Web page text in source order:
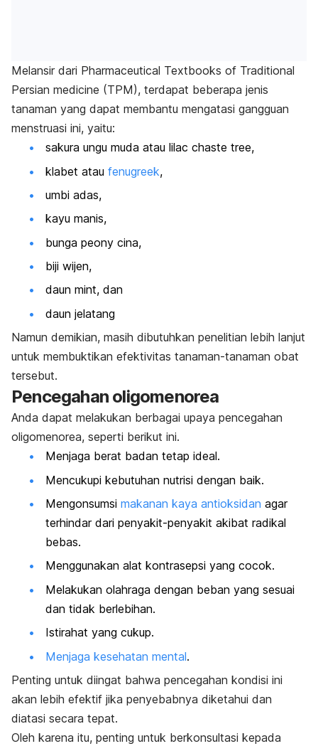
Melansir dari Pharmaceutical Textbooks of Traditional
Persian medicine (TPM), terdapat beberapa jenis
tanaman yang dapat membantu mengatasi gangguan
menstruasi ini, yaitu:
sakura ungu muda atau lilac chaste tree,
klabet atau fenugreek,
umbi adas,
kayu manis,
bunga peony cina,
biji wijen,
daun mint, dan
daun jelatang
Namun demikian, masih dibutuhkan penelitian lebih lanjut
untuk membuktikan efektivitas tanaman-tanaman obat
tersebut.
Pencegahan oligomenorea
Anda dapat melakukan berbagai upaya pencegahan
oligomenorea, seperti berikut ini.
Menjaga berat badan tetap ideal.
Mencukupi kebutuhan nutrisi dengan baik.
Mengonsumsi makanan kaya antioksidan agar
terhindar dari penyakit-penyakit akibat radikal
bebas.
Menggunakan alat kontrasepsi yang cocok.
Melakukan olahraga dengan beban yang sesuai
dan tidak berlebihan.
Istirahat yang cukup.
Menjaga kesehatan mental.
Penting untuk diingat bahwa pencegahan kondisi ini
akan lebih efektif jika penyebabnya diketahui dan
diatasi secara tepat.
Oleh karena itu, penting untuk berkonsultasi kepada